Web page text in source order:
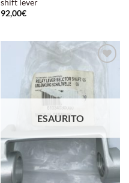
shift lever
92,00€
Aggiungi
ESAURITO